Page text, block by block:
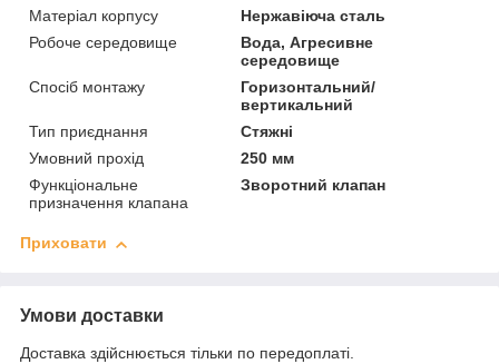
Матеріал корпусу
Нержавіюча сталь
Робоче середовище
Вода, Агресивне
середовище
Спосіб монтажу
Горизонтальний/
вертикальний
Тип приєднання
Стяжні
Умовний прохід
250 мм
Функціональне
призначення клапана
Зворотний клапан
Приховати
Умови доставки
Доставка здійснюється тільки по передоплаті.